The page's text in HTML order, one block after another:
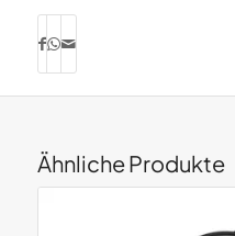
Ähnliche Produkte